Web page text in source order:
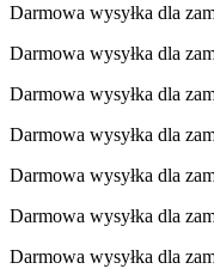
Darmowa wysyłka dla
Darmowa wysyłka dla
Darmowa wysyłka dla
Darmowa wysyłka dla
Darmowa wysyłka dla
Darmowa wysyłka dla
Darmowa wysyłka dla